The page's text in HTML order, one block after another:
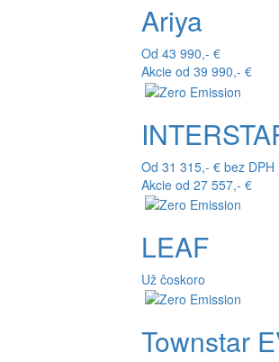
Ariya
Od 43 990,- €
Akcie od 39 990,- €
Od 31 315,- € bez DPH
Akcie od 27 557,- €
LEAF
Už čoskoro
Townstar